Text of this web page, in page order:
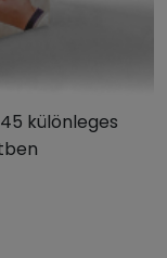
különleges